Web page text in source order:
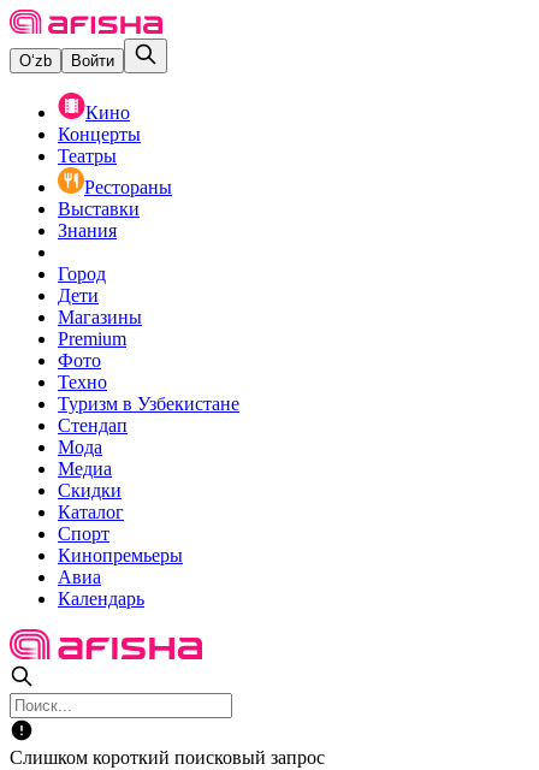
O‘zb Войти
Кино
Концерты
Театры
Рестораны
Выставки
Знания
Город
Дети
Магазины
Premium
Фото
Техно
Туризм в Узбекистане
Стендап
Мода
Медиа
Скидки
Каталог
Спорт
Кинопремьеры
Авиа
Календарь
Слишком короткий поисковый запрос